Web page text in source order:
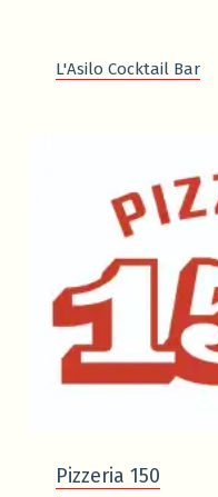
L'Asilo Cocktail Bar
Pizzeria 150